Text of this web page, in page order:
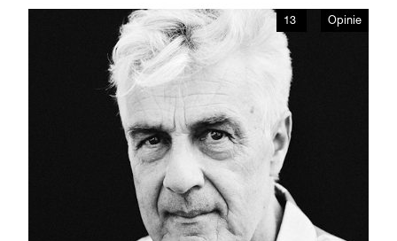
Zuid, oftewel de Beijerlandselaan en het
noordelijke deel van de Groene Hilledijk, was in
die jaren een bruisende plek van grandeur
waar je naartoe gin…
13 Opinie